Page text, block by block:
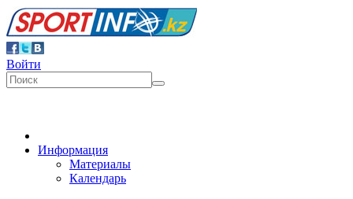
Войти
Информация
Материалы
Календарь